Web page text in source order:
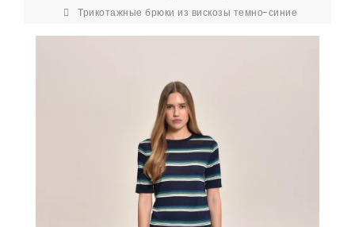
Трикотажные брюки из вискозы темно-синие